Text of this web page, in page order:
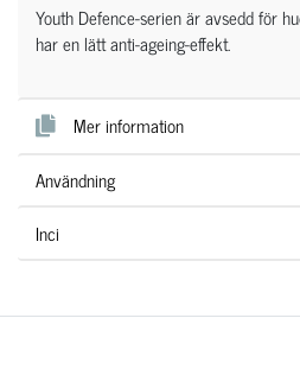
Youth Defence-serien är avsedd för
har en lätt anti-ageing-effekt.
Mer information
Användning
Inci